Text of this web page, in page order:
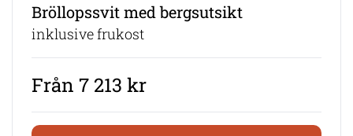
Bröllopssvit med bergsutsikt
inklusive frukost
Från 7 213 kr